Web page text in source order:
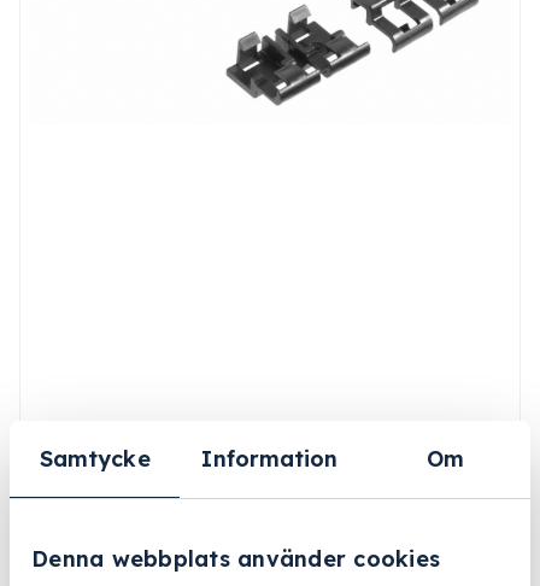
Samtycke Information Om
Denna webbplats använder cookies